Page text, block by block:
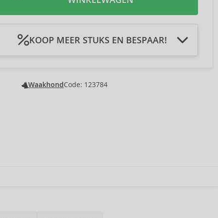
KOOP MEER STUKS EN BESPAAR!
winkelmandje 4Pcs U bespaart € 1,84
winkelmandje 5PcsU bespaart € 2,76
WaakhondCode: 123784